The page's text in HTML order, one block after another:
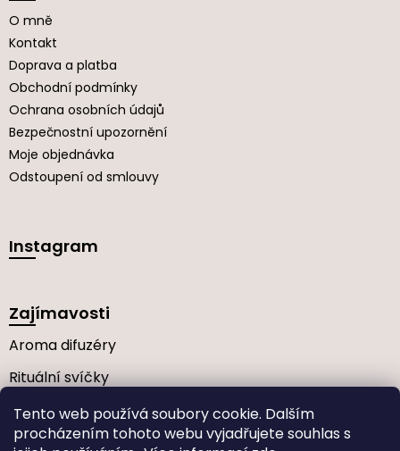
Tento web používá soubory cookie. Dalším
procházením tohoto webu vyjadřujete souhlas s
O mně
Kontakt
Doprava a platba
Obchodní podmínky
Ochrana osobních údajů
Bezpečnostní upozornění
Moje objednávka
Odstoupení od smlouvy
Instagram
Zajímavosti
Aroma difuzéry
Rituální svíčky
Často kladené dotazy